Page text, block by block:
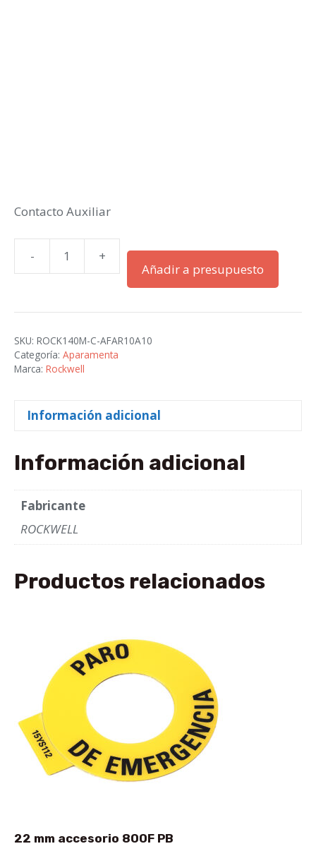
Contacto Auxiliar
-
Contacto
Auxiliar
+
Añadir a presupuesto
SKU: ROCK140M-C-AFAR10A10
Categoría: Aparamenta
Marca: Rockwell
Información adicional
Información adicional
Fabricante
ROCKWELL
Productos relacionados
22 mm accesorio 800F PB